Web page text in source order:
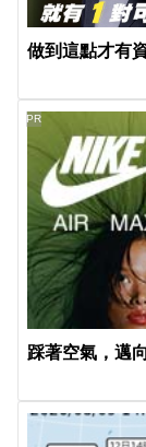
做到這點才有
踩著空氣，邁
PR